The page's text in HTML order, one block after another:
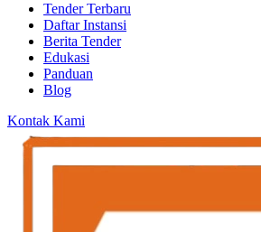
Tender Terbaru
Daftar Instansi
Berita Tender
Edukasi
Panduan
Blog
Kontak Kami